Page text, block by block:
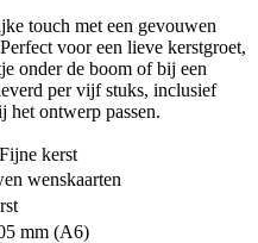
touch met een gevouwen
voor een lieve kerstgroet,
onder de boom of bij een
per vijf stuks, inclusief
het ontwerp passen.
kerst
wenskaarten
mm (A6)